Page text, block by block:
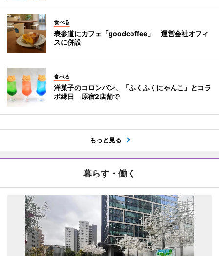
食べる
表参道にカフェ「goodcoffee」 運営会社オフィ
スに併設
食べる
洋菓子のコロンバン、「ふくふくにゃんこ」とコラ
ボ縁日 原宿2店舗で
もっと見る
暮らす・働く